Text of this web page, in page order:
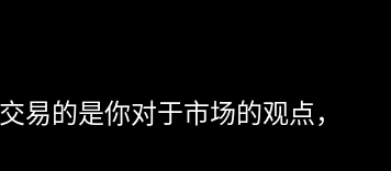
易的是你对于市场的观点，